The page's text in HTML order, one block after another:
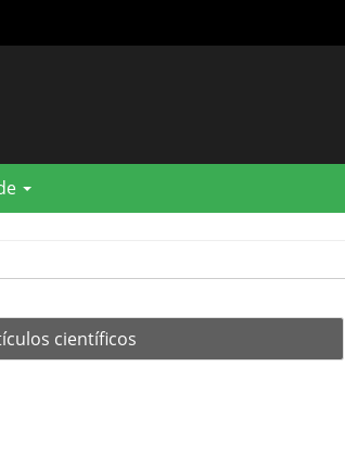
científicos